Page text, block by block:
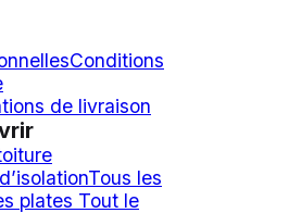
Conditions
de livraison
Tous les
plates Tout le